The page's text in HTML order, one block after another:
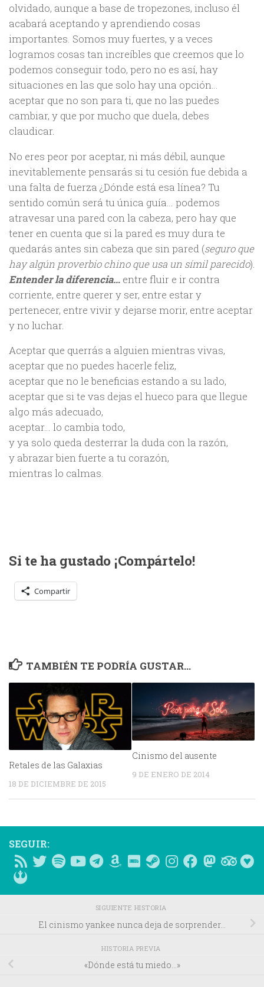
olvidado, aunque a base de tropezones, incluso él
acabará aceptando y aprendiendo cosas
importantes. Somos muy fuertes, y a veces
logramos cosas tan increíbles que creemos que lo
podemos conseguir todo, pero no es así, hay
situaciones en las que solo hay una opción…
aceptar que no son para ti, que no las puedes
cambiar, y que por mucho que duela, debes
claudicar.
No eres peor por aceptar, ni más débil, aunque
inevitablemente pensarás si tu cesión fue debida a
una falta de fuerza ¿Dónde está esa línea? Tu
sentido común será tu única guía… podemos
atravesar una pared con la cabeza, pero hay que
tener en cuenta que si la pared es muy dura te
quedarás antes sin cabeza que sin pared (seguro que
hay algún proverbio chino que usa un símil parecido).
Entender la diferencia… entre fluir e ir contra
corriente, entre querer y ser, entre estar y
pertenecer, entre vivir y dejarse morir, entre aceptar
y no luchar.
Aceptar que querrás a alguien mientras vivas,
aceptar que no puedes hacerle feliz,
aceptar que no le beneficias estando a su lado,
aceptar que si te vas dejas el hueco para que llegue
algo más adecuado,
aceptar… lo cambia todo,
y ya solo queda desterrar la duda con la razón,
y abrazar bien fuerte a tu corazón,
mientras lo calmas.
Si te ha gustado ¡Compártelo!
Compartir
TAMBIÉN TE PODRÍA GUSTAR...
Retales de las Galaxias
18 DE DICIEMBRE DE 2015
Cinismo del ausente
9 DE ENERO DE 2014
SEGUIR:
SIGUIENTE HISTORIA
El cinismo yankee nunca deja de sorprender…
HISTORIA PREVIA
«Dónde está tu miedo…»